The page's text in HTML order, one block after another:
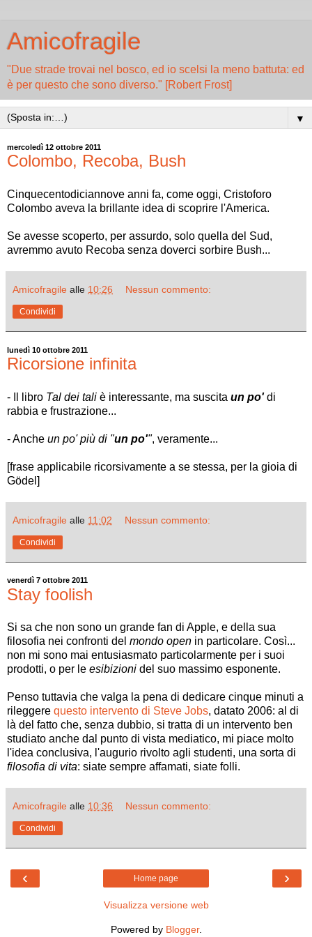
Amicofragile
"Due strade trovai nel bosco, ed io scelsi la meno battuta: ed
è per questo che sono diverso." [Robert Frost]
▼
mercoledì 12 ottobre 2011
Colombo, Recoba, Bush
Cinquecentodiciannove anni fa, come oggi, Cristoforo
Colombo aveva la brillante idea di scoprire l'America.
Se avesse scoperto, per assurdo, solo quella del Sud,
avremmo avuto Recoba senza doverci sorbire Bush...
Amicofragile alle 10:26 Nessun commento:
Condividi
lunedì 10 ottobre 2011
Ricorsione infinita
- Il libro Tal dei tali è interessante, ma suscita un po'di
rabbia e frustrazione...
- Anche un po' più di "un po'", veramente...
[frase applicabile ricorsivamente a se stessa, per la gioia di
Gödel]
Amicofragile alle 11:02 Nessun commento:
Condividi
venerdì 7 ottobre 2011
Stay foolish
Si sa che non sono un grande fan di Apple, e della sua
filosofia nei confronti del mondo open in particolare. Così...
non mi sono mai entusiasmato particolarmente per i suoi
prodotti, o per le esibizioni del suo massimo esponente.
Penso tuttavia che valga la pena di dedicare cinque minuti a
rileggere questo intervento di Steve Jobs, datato 2006: al di
là del fatto che, senza dubbio, si tratta di un intervento ben
studiato anche dal punto di vista mediatico, mi piace molto
l'idea conclusiva, l'augurio rivolto agli studenti, una sorta di
filosofia di vita: siate sempre affamati, siate folli.
Amicofragile alle 10:36 Nessun commento:
Condividi
‹ ›
Home page
Visualizza versione web
Powered by Blogger.